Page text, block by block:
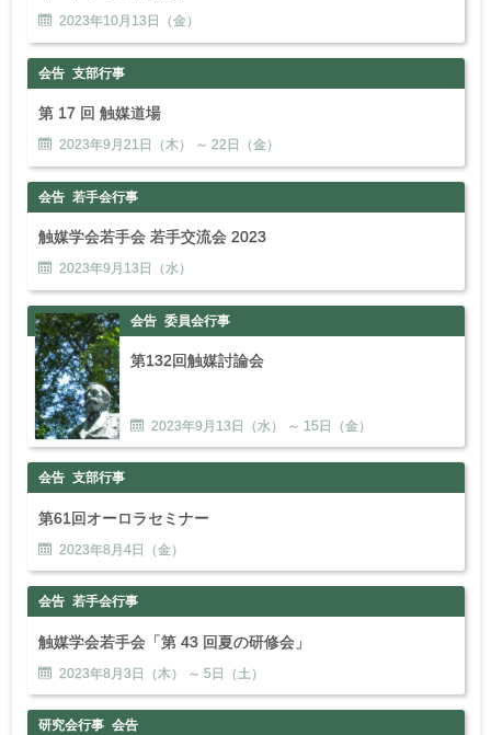
2023年10月 13日（金）
会告 支部行事
第 17 回 触媒道場
2023年9月 21日（木） ～ 22日（金）
会告 若手会行事
触媒学会若手会 若手交流会 2023
2023年9月 13日（水）
会告 委員会行事
第132回触媒討論会
2023年9月 13日（水） ～ 15日（金）
会告 支部行事
第61回オーロラセミナー
2023年8月4日（金）
会告 若手会行事
触媒学会若手会「第 43 回夏の研修会」
2023年8月3日（木） ～ 5日（土）
研究会行事 会告